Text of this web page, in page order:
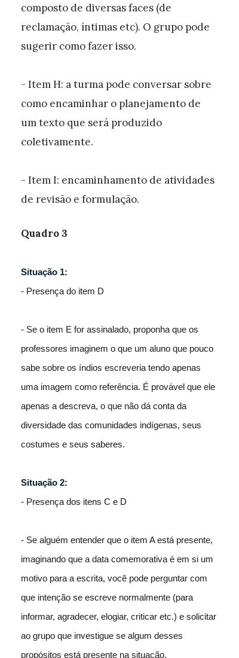
composto de diversas faces (de
reclamação, íntimas etc). O grupo pode
sugerir como fazer isso.
- Item H: a turma pode conversar sobre
como encaminhar o planejamento de
um texto que será produzido
coletivamente.
- Item I: encaminhamento de atividades
de revisão e formulação.
Quadro 3
Situação 1:
- Presença do item D
- Se o item E for assinalado, proponha que os
professores imaginem o que um aluno que pouco
sabe sobre os índios escreveria tendo apenas
uma imagem como referência. É provável que ele
apenas a descreva, o que não dá conta da
diversidade das comunidades indígenas, seus
costumes e seus saberes.
Situação 2:
- Presença dos itens C e D
- Se alguém entender que o item A está presente,
imaginando que a data comemorativa é em si um
motivo para a escrita, você pode perguntar com
que intenção se escreve normalmente (para
informar, agradecer, elogiar, criticar etc.) e solicitar
ao grupo que investigue se algum desses
propósitos está presente na situação.